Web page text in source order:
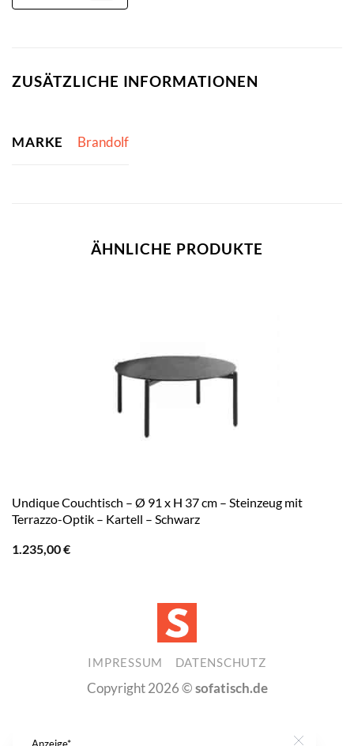
ZUSÄTZLICHE INFORMATIONEN
MARKE Brandolf
ÄHNLICHE PRODUKTE
Undique Couchtisch – Ø 91 x H 37 cm – Steinzeug mit
Terrazzo-Optik – Kartell – Schwarz
1.235,00€
IMPRESSUM DATENSCHUTZ
Copyright 2026 ©sofatisch.de